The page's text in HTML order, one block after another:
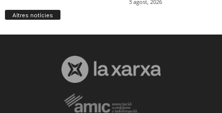
Altres notícies